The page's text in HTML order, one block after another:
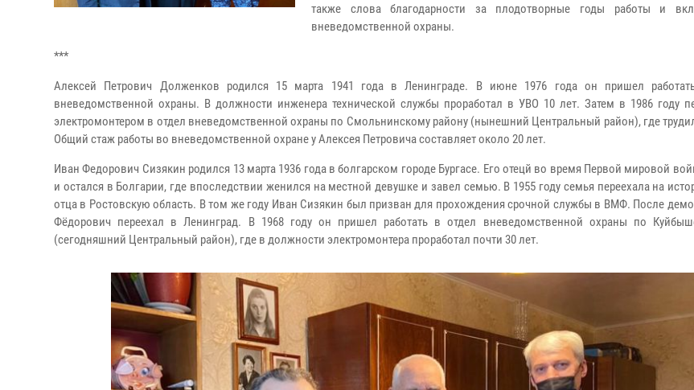
также слова благодарности за плодотворные годы работы и
вневедомственной охраны.
***
Алексей Петрович Долженков родился 15 марта 1941 года в Ленинграде. В июне 1976 года он пришел
вневедомственной охраны. В должности инженера технической службы проработал в УВО 10 лет. Затем в 1986 году
электромонтером в отдел вневедомственной охраны по Смольнинскому району (нынешний Центральный район), где
Общий стаж работы во вневедомственной охране у Алексея Петровича составляет около 20 лет.
Иван Федорович Сизякин родился 13 марта 1936 года в болгарском городе Бургасе. Его отецй во время Первой мировой
и остался в Болгарии, где впоследствии женился на местной девушке и завел семью. В 1955 году семья переехала на
отца в Ростовскую область. В том же году Иван Сизякин был призван для прохождения срочной службы в ВМФ. После
Фёдорович переехал в Ленинград. В 1968 году он пришел работать в отдел вневедомственной охраны по
(сегодняшний Центральный район), где в должности электромонтера проработал почти 30 лет.